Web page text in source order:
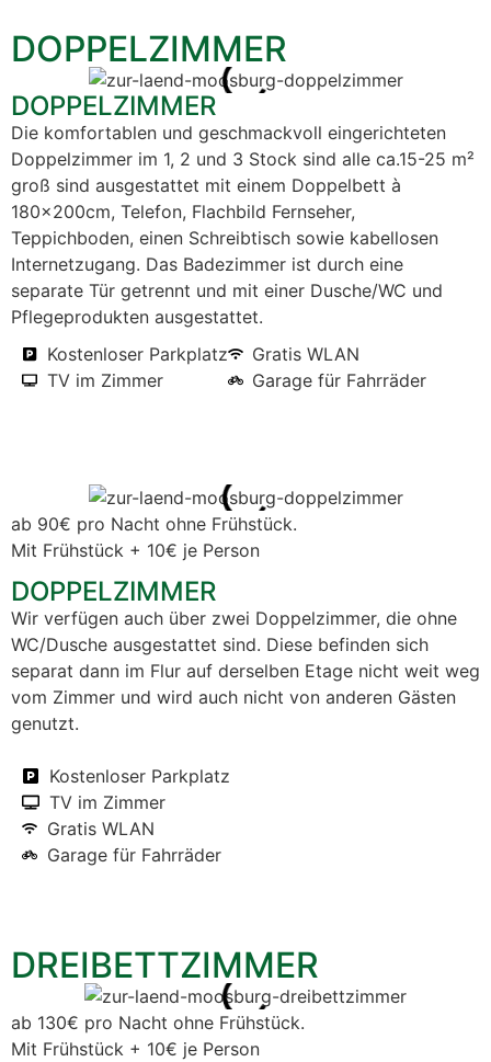
DOPPELZIMMER
DOPPELZIMMER
Die komfortablen und geschmackvoll eingerichteten
Doppelzimmer im 1, 2 und 3 Stock sind alle ca.15-25 m²
groß sind ausgestattet mit einem Doppelbett à
180x200cm, Telefon, Flachbild Fernseher,
Teppichboden, einen Schreibtisch sowie kabellosen
Internetzugang. Das Badezimmer ist durch eine
separate Tür getrennt und mit einer Dusche/WC und
Pflegeprodukten ausgestattet.
Kostenloser Parkplatz
TV im Zimmer
Gratis WLAN
Garage für Fahrräder
ab 90€ pro Nacht ohne Frühstück.
Mit Frühstück + 10€ je Person
DOPPELZIMMER
Wir verfügen auch über zwei Doppelzimmer, die ohne
WC/Dusche ausgestattet sind. Diese befinden sich
separat dann im Flur auf derselben Etage nicht weit weg
vom Zimmer und wird auch nicht von anderen Gästen
genutzt.
Kostenloser Parkplatz
TV im Zimmer
Gratis WLAN
Garage für Fahrräder
DREIBETTZIMMER
ab 130€ pro Nacht ohne Frühstück.
Mit Frühstück + 10€ je Person